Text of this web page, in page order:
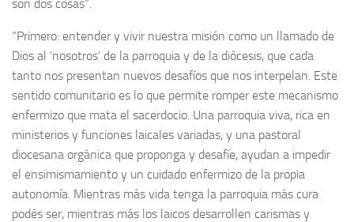
son dos cosas”.
“Primero: entender y vivir nuestra misión como un llamado de
Dios al ‘nosotros’ de la parroquia y de la diócesis, que cada
tanto nos presentan nuevos desafíos que nos interpelan. Este
sentido comunitario es lo que permite romper este mecanismo
enfermizo que mata el sacerdocio. Una parroquia viva, rica en
ministerios y funciones laicales variadas, y una pastoral
diocesana orgánica que proponga y desafíe, ayudan a impedir
el ensimismamiento y un cuidado enfermizo de la propia
autonomía. Mientras más vida tenga la parroquia más cura
podés ser, mientras más los laicos desarrollen carismas y